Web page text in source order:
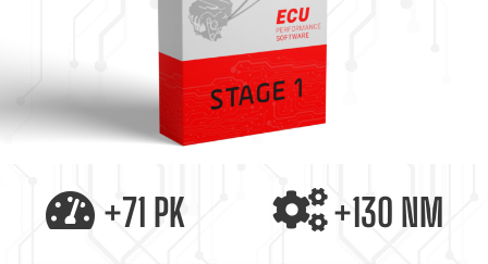
+71 PK +130 NM